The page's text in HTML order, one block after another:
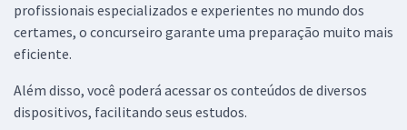
profissionais especializados e experientes no mundo dos
certames, o concurseiro garante uma preparação muito mais
eficiente.
Além disso, você poderá acessar os conteúdos de diversos
dispositivos, facilitando seus estudos.